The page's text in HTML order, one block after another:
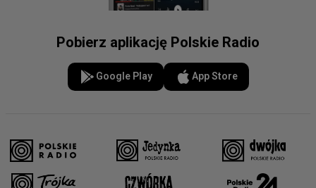
Pobierz aplikację Polskie Radio
Google Play App Store